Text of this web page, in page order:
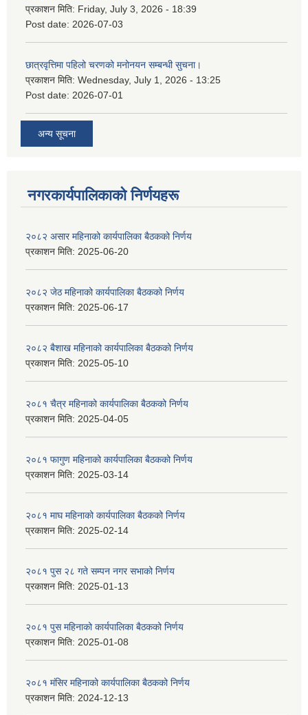
प्रकाशन मिति: Friday, July 3, 2026 - 18:39
Post date: 2026-07-03
छात्रवृत्तिमा पहिलो चरणको मनोनयन सम्बन्धी सुचना।
प्रकाशन मिति: Wednesday, July 1, 2026 - 13:25
Post date: 2026-07-01
अन्य सूचना
नगरकार्यपालिकाकाे निर्णयहरू
२०८२ असार महिनाको कार्यपालिका बैठकको निर्णय
प्रकाशन मिति: 2025-06-20
२०८२ जेठ महिनाको कार्यपालिका बैठकको निर्णय
प्रकाशन मिति: 2025-06-17
२०८२ बैशाख महिनाको कार्यपालिका बैठकको निर्णय
प्रकाशन मिति: 2025-05-10
२०८१ चैत्र महिनाको कार्यपालिका बैठकको निर्णय
प्रकाशन मिति: 2025-04-05
२०८१ फागुण महिनाको कार्यपालिका बैठकको निर्णय
प्रकाशन मिति: 2025-03-14
२०८१ माघ महिनाको कार्यपालिका बैठकको निर्णय
प्रकाशन मिति: 2025-02-14
२०८१ पुस २८ गते सम्प‍न नगर सभाको निर्णय
प्रकाशन मिति: 2025-01-13
२०८१ पुस महिनाको कार्यपालिका बैठकको निर्णय
प्रकाशन मिति: 2025-01-08
२०८१ मंसिर महिनाको कार्यपालिका बैठकको निर्णय
प्रकाशन मिति: 2024-12-13